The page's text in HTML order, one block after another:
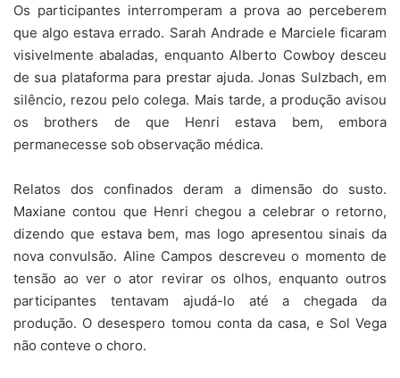
Os participantes interromperam a prova ao perceberem
que algo estava errado. Sarah Andrade e Marciele ficaram
visivelmente abaladas, enquanto Alberto Cowboy desceu
de sua plataforma para prestar ajuda. Jonas Sulzbach, em
silêncio, rezou pelo colega. Mais tarde, a produção avisou
os brothers de que Henri estava bem, embora
permanecesse sob observação médica.
Relatos dos confinados deram a dimensão do susto.
Maxiane contou que Henri chegou a celebrar o retorno,
dizendo que estava bem, mas logo apresentou sinais da
nova convulsão. Aline Campos descreveu o momento de
tensão ao ver o ator revirar os olhos, enquanto outros
participantes tentavam ajudá-lo até a chegada da
produção. O desespero tomou conta da casa, e Sol Vega
não conteve o choro.